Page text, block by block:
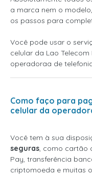
a marca nem o
os passos para
Você pode usar o
celular da Lao
operadoraa de
Como faço para
celular da
Você tem à sua
seguras, como cartão
Pay, transferência
criptomoeda e muitas